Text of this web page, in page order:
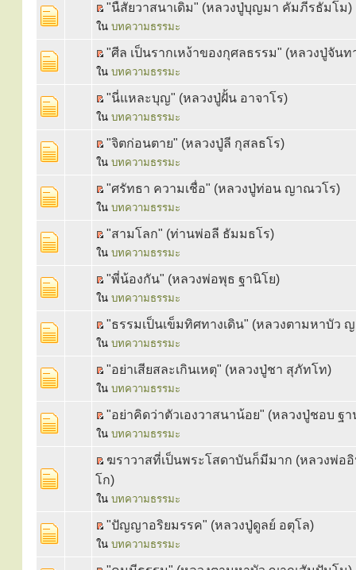
"นืสัยวาสนาเดิม" (หลวงปู่บุญมา คัมภีรธัมโม)
ใน บทความธรรมะ
"ศีล เป็นรากเหง้าของกุศลธรรม" (หลวงปู่จันท
ใน บทความธรรมะ
"นี่แหละบุญ" (หลวงปู่ฝั้น อาจาโร)
ใน บทความธรรมะ
"จิตก่อนตาย" (หลวงปู่ลี กุสลธโร)
ใน บทความธรรมะ
"ศรัทธา ความเชื่อ" (หลวงปู่ท่อน ญาณวโร)
ใน บทความธรรมะ
"สามโลก" (ท่านพ่อลี ธัมมธโร)
ใน บทความธรรมะ
"พี่น้องกัน" (หลวงพ่อพุธ ฐานิโย)
ใน บทความธรรมะ
"ธรรมเป็นเข็มทิศทางเดิน" (หลวงตามหาบัว
ใน บทความธรรมะ
"อย่าเสียสละเกินเหตุ" (หลวงปู่ชา สุภัทโท)
ใน บทความธรรมะ
"อย่าคิดว่าตัวเองวาสนาน้อย" (หลวงปู่ชอบ ฐ
ใน บทความธรรมะ
ฆราวาสที่เป็นพระโสดาบันก็มีมาก (หลวงพ่อ
โก)
ใน บทความธรรมะ
"ปัญญาอริยมรรค" (หลวงปู่ดูลย์ อตุโล)
ใน บทความธรรมะ